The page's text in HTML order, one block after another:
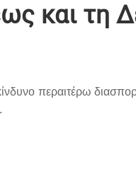
και τη
περαιτέρω